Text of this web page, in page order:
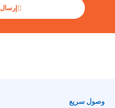
إرسال
وصول سريع